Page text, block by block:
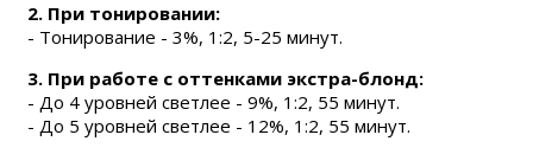
2. При тонировании:
- Тонирование - 3%, 1:2, 5-25 минут.
3. При работе с оттенками экстра-блонд:
- До 4 уровней светлее - 9%, 1:2, 55 минут.
- До 5 уровней светлее - 12%, 1:2, 55 минут.